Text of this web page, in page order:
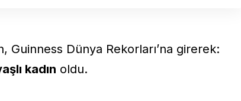
Guinness Dünya Rekorları’na girerek:
kadın oldu.